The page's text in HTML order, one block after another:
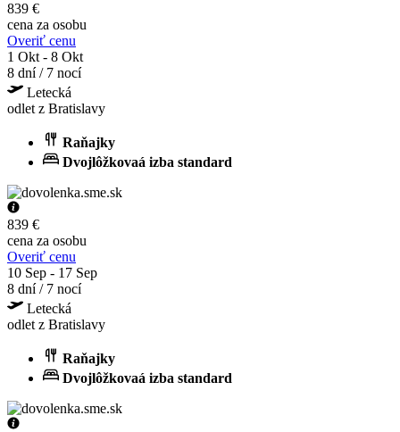
839 €
cena za osobu
Overiť cenu
1 Okt - 8 Okt
8 dní / 7 nocí
Letecká
odlet z Bratislavy
Raňajky
Dvojlôžkovaá izba standard
839 €
cena za osobu
Overiť cenu
10 Sep - 17 Sep
8 dní / 7 nocí
Letecká
odlet z Bratislavy
Raňajky
Dvojlôžkovaá izba standard